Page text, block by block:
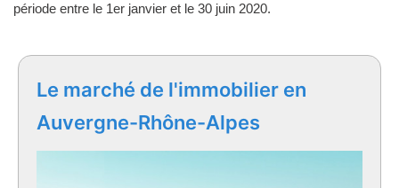
période entre le 1er janvier et le 30 juin 2020.
Le marché de l'immobilier en
Auvergne-Rhône-Alpes